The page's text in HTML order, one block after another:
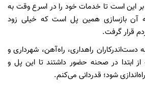
این است تا خدمات خود را در اسرع وقت به
آن بازسازی همین پل است که خیلی زود
قرار گرفت.
راهداری، راه‌آهن، شهرداری و
ابتدا در صحنه حضور داشتند تا این پل و
شود؛ قدردانی می‌کنم.